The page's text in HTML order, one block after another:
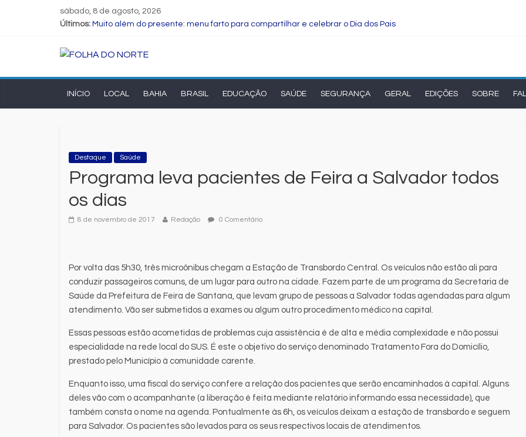
sábado, 8 de agosto, 2026
Últimos: Muito além do presente: menu farto para compartilhar e celebrar o Dia dos Pais
Central de Eleições da Rede Bahia inicia nova rodada de entrevistas com os candidatos ao Governo do Estado
Bruno Reis e Zé Cocá são recebidos por Wilson Cardoso para visita às obras de modernização da UPB e
INÍCIO LOCAL BAHIA BRASIL EDUCAÇÃO SAÚDE SEGURANÇA GERAL EDIÇÕES SOBRE
Destaque Saúde
Programa leva pacientes de Feira a Salvador todos
os dias
8 de novembro de 2017 Redação 0 Comentário
Por volta das 5h30, três microônibus chegam a Estação de Transbordo Central. Os veículos não estão ali para
conduzir passageiros comuns, de um lugar para outro na cidade. Fazem parte de um programa da Secretaria de
Saúde da Prefeitura de Feira de Santana, que levam grupo de pessoas a Salvador todas agendadas para algum
atendimento. Vão ser submetidos a exames ou algum outro procedimento médico na capital.
Essas pessoas estão acometidas de problemas cuja assistência é de alta e média complexidade e não possui
especialidade na rede local do SUS. É este o objetivo do serviço denominado Tratamento Fora do Domicílio,
prestado pelo Município à comunidade carente.
Enquanto isso, uma fiscal do serviço confere a relação dos pacientes que serão encaminhados à capital. Alguns
deles vão com o acompanhante (a liberação é feita mediante relatório informando essa necessidade), que
também consta o nome na agenda. Pontualmente às 6h, os veículos deixam a estação de transbordo e seguem
para Salvador. Os pacientes são levados para os seus respectivos locais de atendimentos.